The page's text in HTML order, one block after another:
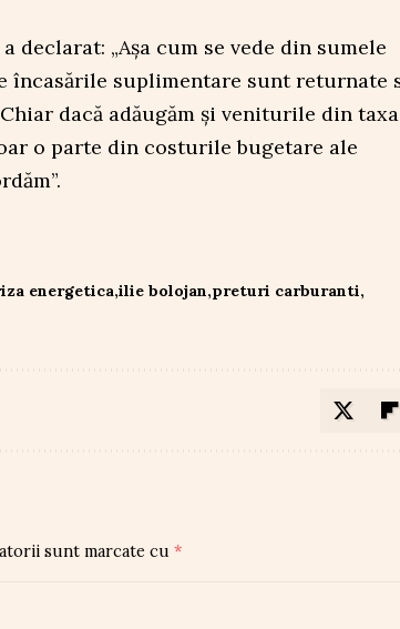
declarat: „Așa cum se vede din sumele
încasările suplimentare sunt returnate
dacă adăugăm și veniturile din
o parte din costurile bugetare ale
energetica ilie bolojan preturi carburanti
sunt marcate cu *